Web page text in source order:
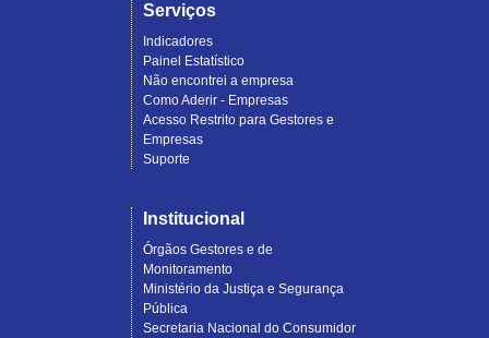
Serviços
Indicadores
Painel Estatístico
Não encontrei a empresa
Como Aderir - Empresas
Acesso Restrito para Gestores e
Empresas
Suporte
Institucional
Órgãos Gestores e de
Monitoramento
Ministério da Justiça e Segurança
Pública
Secretaria Nacional do Consumidor